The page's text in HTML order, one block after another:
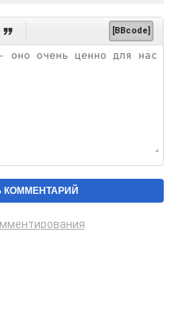
 [BBcode]